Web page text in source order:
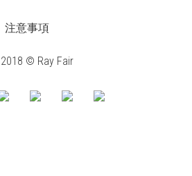
注意事項
2018 © Ray Fair